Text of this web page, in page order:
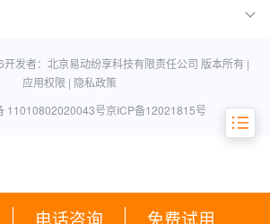
电话咨询 免费试用
常见问题解答
开发者：北京易动纷享科技有限责任公司 版本所有 |
应用权限 | 隐私政策
11010802020043号京ICP备12021815号